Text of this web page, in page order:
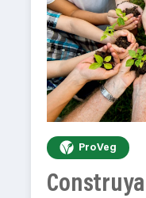
ProVeg